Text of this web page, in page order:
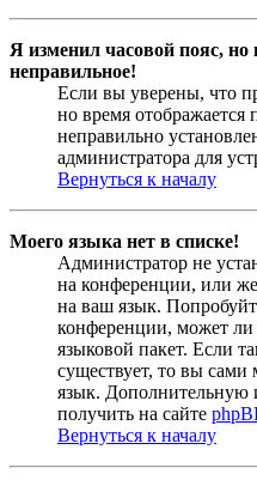
Я изменил часовой пояс, но
неправильное!
Если вы уверены, что
но время отображается
неправильно
администратора для
Вернуться к началу
Моего языка нет в списке!
Администратор не
на конференции, или
на ваш язык.
конференции, может
языковой пакет. Если
существует, то вы сами
язык.
получить на сайте
Вернуться к началу